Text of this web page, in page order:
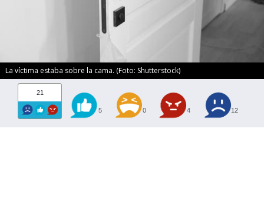
La víctima estaba sobre la cama. (Foto: Shutterstock)
21
5 0 4 12